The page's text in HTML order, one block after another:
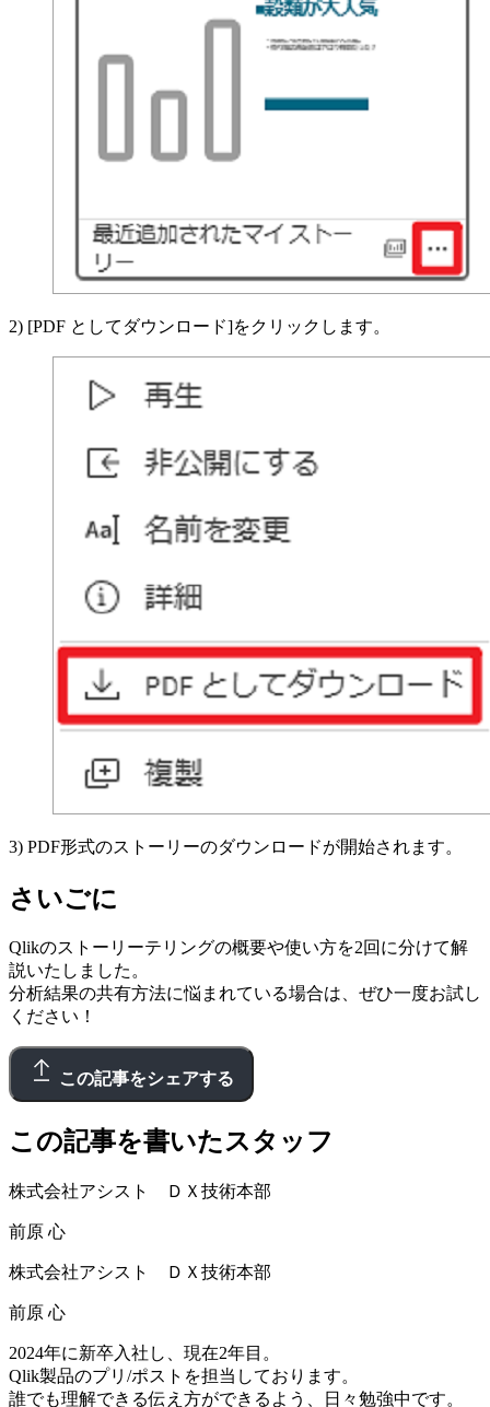
2) [PDF としてダウンロード]をクリックします。
3) PDF形式のストーリーのダウンロードが開始されます。
さいごに
Qlikのストーリーテリングの概要や使い方を2回に分けて解
説いたしました。
分析結果の共有方法に悩まれている場合は、ぜひ一度お試し
ください！
この記事をシェアする
この記事を書いたスタッフ
株式会社アシスト ＤＸ技術本部
前原 心
株式会社アシスト ＤＸ技術本部
前原 心
2024年に新卒入社し、現在2年目。
Qlik製品のプリ/ポストを担当しております。
誰でも理解できる伝え方ができるよう、日々勉強中です。